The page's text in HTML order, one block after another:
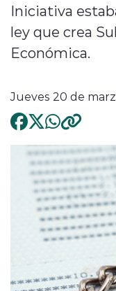
Iniciativa
ley que crea
Económica.
Jueves 20 de